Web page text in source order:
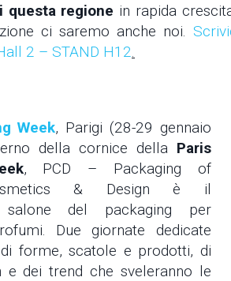
questa regione in rapida
ci saremo anche noi.
2 – STAND H12.
Week, Parigi (28-29 gennaio
della cornice della Paris
, PCD – Packaging of
& Design è il
salone del packaging per
Due giornate dedicate
forme, scatole e prodotti, di
e dei trend che sveleranno le